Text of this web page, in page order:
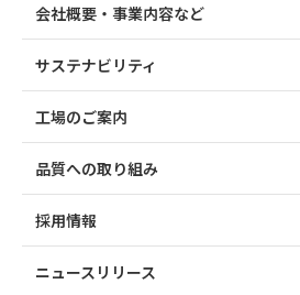
会社概要・事業内容など
サステナビリティ
工場のご案内
品質への取り組み
採用情報
ニュースリリース